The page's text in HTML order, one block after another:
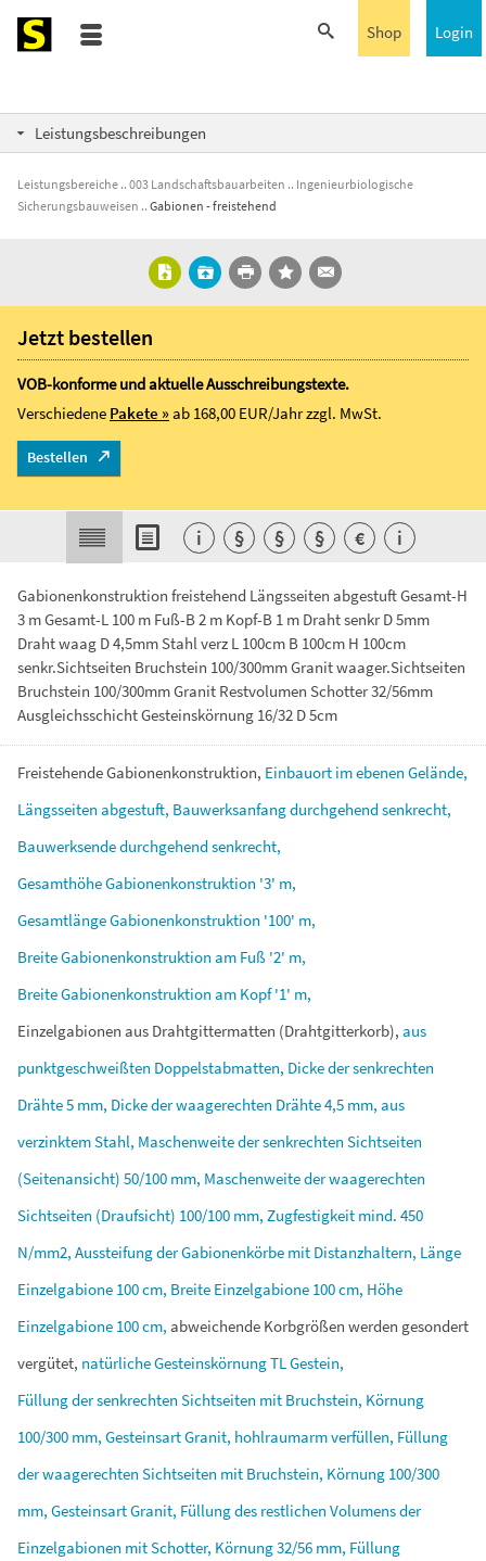
Login
Shop
Leistungsbeschreibungen
Leistungsbereiche 003 Landschaftsbauarbeiten
Ingenieurbiologische
Sicherungsbauweisen
Gabionen - freistehend
Gabionenkonstruktion freistehend Längsseiten abgestuft Gesamt-H
3 m Gesamt-L 100 m Fuß-B 2 m Kopf-B 1 m Draht senkr D 5mm
Draht waag D 4,5mm Stahl verz L 100cm B 100cm H 100cm
senkr.Sichtseiten Bruchstein 100/300mm Granit waager.Sichtseiten
Bruchstein 100/300mm Granit Restvolumen Schotter 32/56mm
Ausgleichsschicht Gesteinskörnung 16/32 D 5cm
FreistehendeGabionenkonstruktion, Einbauort imebenen Gelände,
Längsseiten abgestuft, Bauwerksanfangdurchgehendsenkrecht,
Bauwerksendedurchgehendsenkrecht,
GesamthöheGabionenkonstruktion '3' m,
GesamtlängeGabionenkonstruktion '100' m,
BreiteGabionenkonstruktion am Fuß '2' m,
BreiteGabionenkonstruktion am Kopf'1' m,
Einzelgabionen aus Drahtgittermatten (Drahtgitterkorb), aus
punktgeschweißten Doppelstabmatten, Dickedersenkrechten
Drähte5 mm, Dickederwaagerechten Drähte4,5 mm, aus
verzinktemStahl, Maschenweitedersenkrechten Sichtseiten
(Seitenansicht) 50/100 mm, Maschenweitederwaagerechten
Sichtseiten (Draufsicht) 100/100 mm, Zugfestigkeit mind. 450
N/mm2, AussteifungderGabionenkörbe mit Distanzhaltern, Länge
Einzelgabione 100cm, Breite Einzelgabione 100cm, Höhe
Einzelgabione 100cm, abweichende Korbgrößen werden gesondert
vergütet, natürlicheGesteinskörnungTLGestein,
Füllungdersenkrechten Sichtseiten mit Bruchstein, Körnung
100/300 mm, GesteinsartGranit, hohlraumarmverfüllen, Füllung
derwaagerechten Sichtseiten mit Bruchstein, Körnung 100/300
mm, GesteinsartGranit, Füllungdes restlichen Volumensder
Einzelgabionen mitSchotter, Körnung32/56 mm, Füllung
Jetzt bestellen
VOB-konforme und aktuelle Ausschreibungstexte.
Verschiedene Pakete »ab 168,00 EUR/Jahrzzgl. MwSt.
Bestellen
i § § § € i